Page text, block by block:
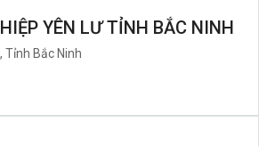
YÊN LƯ TỈNH BẮC NINH
Tỉnh Bắc Ninh